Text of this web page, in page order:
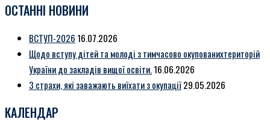
ОСТАННІ НОВИНИ
ВСТУП-2026 16.07.2026
Щодо вступу дітей та молоді з тимчасово окупованихтериторій
України до закладів вищої освіти.16.06.2026
3 страхи, які заважають виїхати з окупації29.05.2026
КАЛЕНДАР